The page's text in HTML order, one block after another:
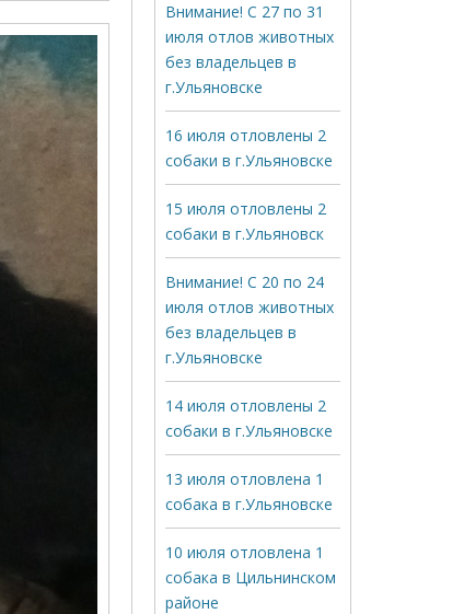
Внимание! С 27 по 31
июля отлов животных
без владельцев в
г.Ульяновске
16 июля отловлены 2
собаки в г.Ульяновске
15 июля отловлены 2
собаки в г.Ульяновск
Внимание! С 20 по 24
июля отлов животных
без владельцев в
г.Ульяновске
14 июля отловлены 2
собаки в г.Ульяновске
13 июля отловлена 1
собака в г.Ульяновске
10 июля отловлена 1
собака в Цильнинском
районе